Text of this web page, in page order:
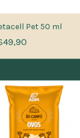
Pet 50 ml